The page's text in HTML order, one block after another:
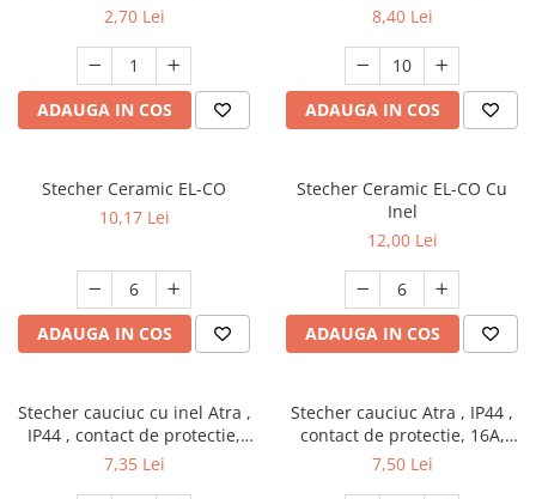
2,70 Lei
ADAUGA IN COS
8,40 Lei
ADAUGA IN COS
Stecher Ceramic EL-CO
10,17 Lei
ADAUGA IN COS
Stecher Ceramic EL-CO Cu
Inel
12,00 Lei
ADAUGA IN COS
Stecher cauciuc cu inel Atra ,
IP44 , contact de protectie,
16A, negru 250v
7,35 Lei
Stecher cauciuc Atra , IP44 ,
contact de protectie, 16A,
negru , 250v
7,50 Lei